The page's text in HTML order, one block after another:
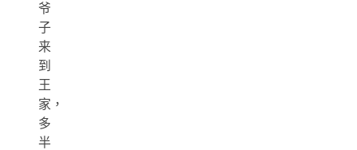
爷
子
来
到
王
家，
多
半